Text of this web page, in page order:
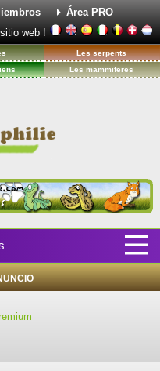
Área PRO
web !
Les serpents
Les mammiferes